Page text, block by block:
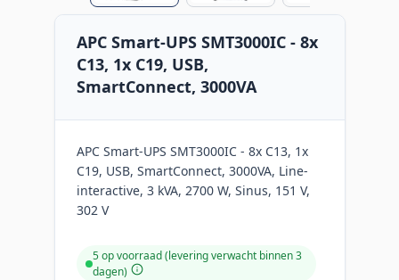
APC Smart-UPS SMT3000IC - 8x
C13, 1x C19, USB,
SmartConnect, 3000VA
APC Smart-UPS SMT3000IC - 8x C13, 1x
C19, USB, SmartConnect, 3000VA, Line-
interactive, 3 kVA, 2700 W, Sinus, 151 V,
302 V
5 op voorraad (levering verwacht binnen 3
dagen)